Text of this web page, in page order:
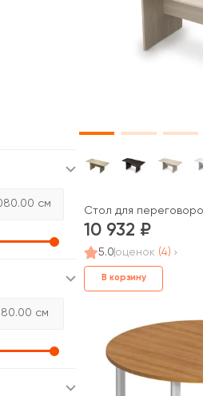
Стол для
10 932
5.0 оценок (4)
В корзину